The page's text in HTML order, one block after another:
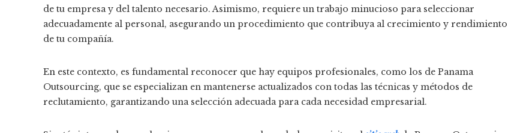
de tu empresa y del talento necesario. Asimismo, requiere un trabajo minucioso para seleccionar
adecuadamente al personal, asegurando un procedimiento que contribuya al crecimiento y rendimiento
de tu compañía.
En este contexto, es fundamental reconocer que hay equipos profesionales, como los de Panama
Outsourcing, que se especializan en mantenerse actualizados con todas las técnicas y métodos de
reclutamiento, garantizando una selección adecuada para cada necesidad empresarial.